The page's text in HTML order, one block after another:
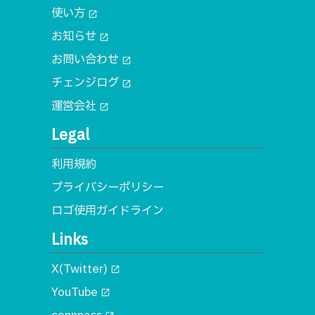
使い方 open_in_new
お知らせ open_in_new
お問い合わせ open_in_new
チェンジログ open_in_new
運営会社 open_in_new
Legal
利用規約
プライバシーポリシー
ロゴ使用ガイドライン
Links
X(Twitter) open_in_new
YouTube open_in_new